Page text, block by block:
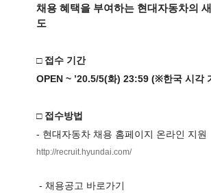
채용 혜택을 부여하는 현대자동차의
도
□ 접수 기간
OPEN ~ ’20.5/5(화) 23:59 (※한국 시각
□ 접수방법
- 현대자동차 채용 홈페이지 온라인 지원
http://recruit.hyundai.com/
- 채용공고 바로가기